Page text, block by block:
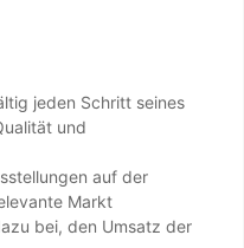
jeden Schritt seines
und
auf der
Markt
bei, den Umsatz der